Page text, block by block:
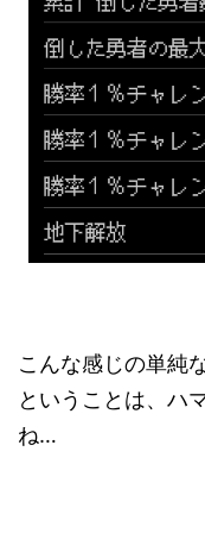
こんな感じの単純
ということは、ハ
ね…